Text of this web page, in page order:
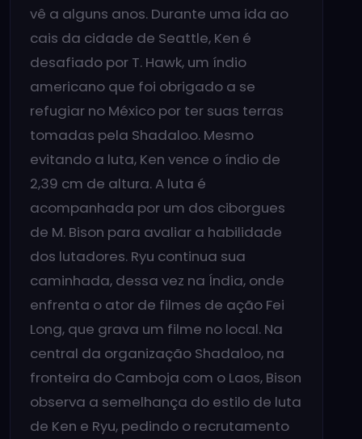
vê a alguns anos. Durante uma ida ao
cais da cidade de Seattle, Ken é
desafiado por T. Hawk, um índio
americano que foi obrigado a se
refugiar no México por ter suas terras
tomadas pela Shadaloo. Mesmo
evitando a luta, Ken vence o índio de
2,39 cm de altura. A luta é
acompanhada por um dos ciborgues
de M. Bison para avaliar a habilidade
dos lutadores. Ryu continua sua
caminhada, dessa vez na Índia, onde
enfrenta o ator de filmes de ação Fei
Long, que grava um filme no local. Na
central da organização Shadaloo, na
fronteira do Camboja com o Laos, Bison
observa a semelhança do estilo de luta
de Ken e Ryu, pedindo o recrutamento